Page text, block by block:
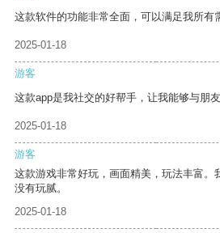
这款软件的功能非常全面，可以满足我所有
2025-01-18
游客
这款app是我社交的好帮手，让我能够与朋
2025-01-18
游客
这款游戏非常好玩，画面精美，玩法丰富。
没有玩腻。
2025-01-18